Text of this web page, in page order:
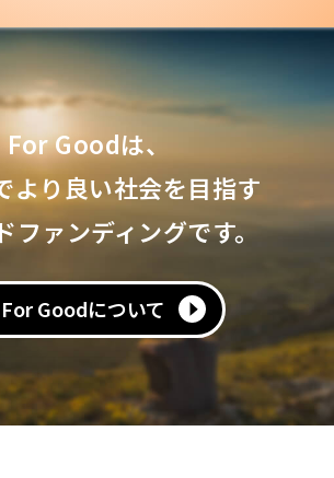
For Goodは、
より良い社会を目指す
ファンディングです。
For Goodについて